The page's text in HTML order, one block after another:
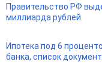
Правительство РФ
миллиарда рублей
Ипотека под 6
банка, список